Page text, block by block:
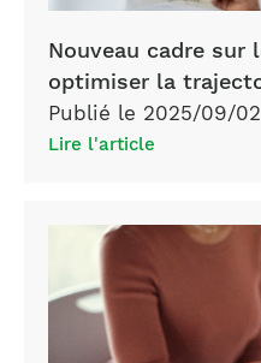
Nouveau cadre sur
optimiser la
Publié le 2025/09/02
Lire l'article